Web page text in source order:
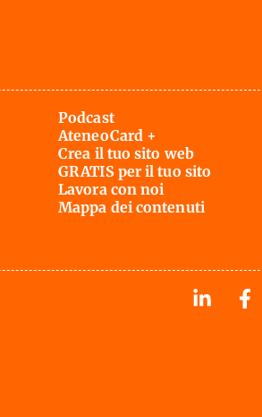
Podcast
AteneoCard +
Crea il tuo sito web
GRATIS per il tuo sito
Lavora con noi
Mappa dei contenuti